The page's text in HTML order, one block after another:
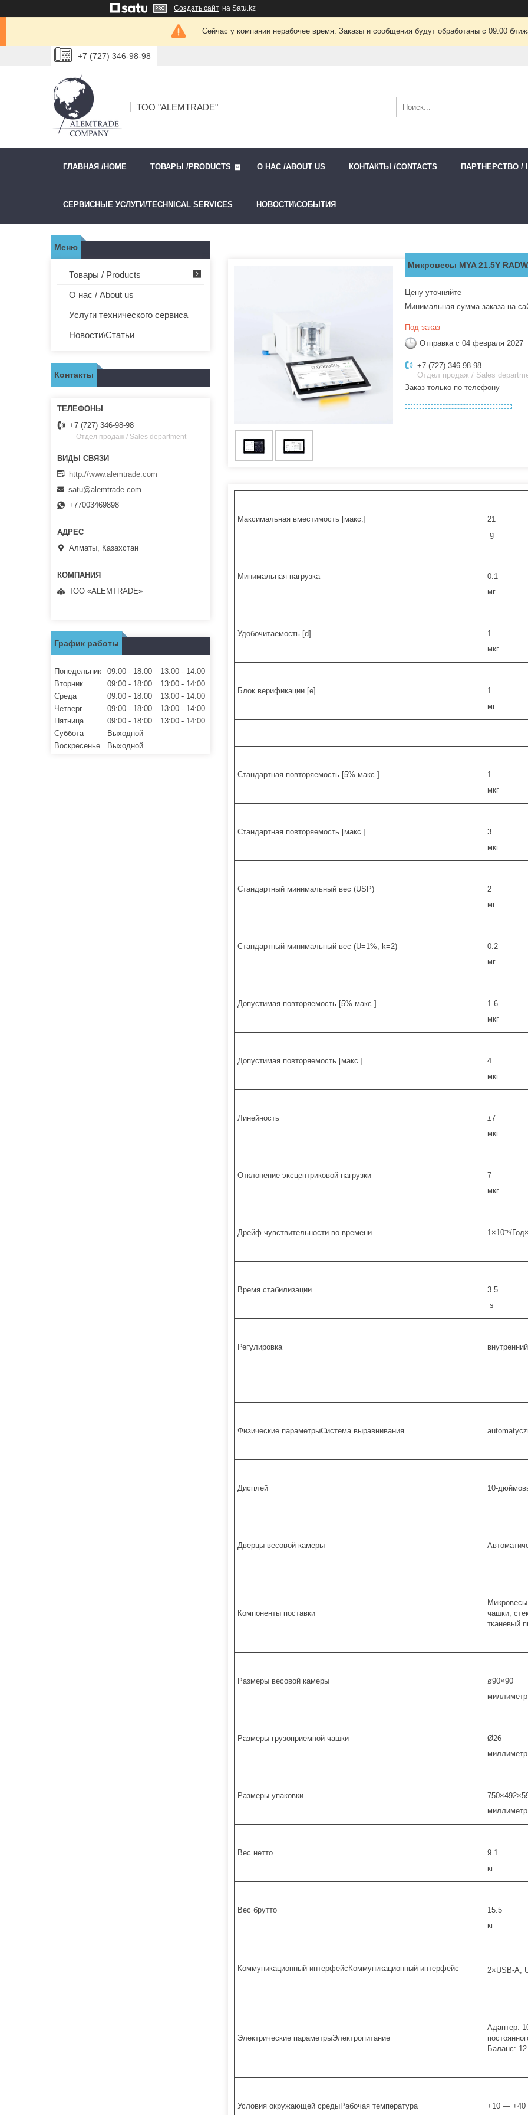
Создать сайт на Satu.kz
Сейчас у компании нерабочее время. Заказы и сообщения будут обработаны с 09:00
+7 (727) 346-98-98
ТОО "ALEMTRADE"
ГЛАВНАЯ /HOME ТОВАРЫ /PRODUCTS О НАС /ABOUT US КОНТАКТЫ /CONTACTS ПАРТНЕРСТВО /
СЕРВИСНЫЕ УСЛУГИ/TECHNICAL SERVICES НОВОСТИ\СОБЫТИЯ
Микровесы MYA 21.5Y
Цену уточняйте
Минимальная сумма заказа на
Под заказ
Отправка с 04 февраля 2027
+7 (727) 346-98-98
Отдел продаж / Sales
Заказ только по телефону
Максимальная вместимость [макс.]
21
g
Минимальная нагрузка
0.1
мг
Удобочитаемость [d]
1
мкг
Блок верификации [e]
1
мг
Стандартная повторяемость [5% макс.]
1
мкг
Стандартная повторяемость [макс.]
3
мкг
Стандартный минимальный вес (USP)
2
мг
Стандартный минимальный вес (U=1%, k=2)
0.2
мг
Допустимая повторяемость [5% макс.]
1.6
мкг
Допустимая повторяемость [макс.]
4
мкг
Линейность
±7
мкг
Отклонение эксцентриковой нагрузки
7
мкг
Дрейф чувствительности во времени 1×10⁻⁶/
Время стабилизации
3.5
s
Регулировка
Физические параметрыСистема выравнивания
Дисплей 10-
Дверцы весовой камеры
Компоненты поставки
чашки,
тканевый
Размеры весовой камеры
ø90×90
миллиметр
Размеры грузоприемной чашки
Ø26
миллиметр
Размеры упаковки
миллиметр
Вес нетто
9.1
кг
Вес брутто
15.5
кг
Коммуникационный интерфейсКоммуникационный интерфейс 2×USB-A,
Электрические параметрыЭлектропитание
Адаптер:
Баланс:
Условия окружающей средыРабочая температура +10 — +40
Товары / Products
О нас / About us
Услуги технического сервиса
Новости\Статьи
Контакты
+7 (727) 346-98-98
Отдел продаж / Sales department
http://www.alemtrade.com
satu@alemtrade.com
+77003469898
Алматы, Казахстан
ТОО «ALEMTRADE»
График работы
Понедельник 09:00 18:00 13:00
14:00
Вторник
09:00 18:00 13:00
14:00
Среда
09:00 18:00 13:00
14:00
Четверг
09:00 18:00 13:00
14:00
Пятница
09:00 18:00 13:00
14:00
Суббота
Выходной
Воскресенье
Выходной